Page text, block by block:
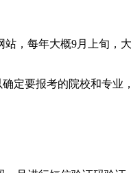
，每年大概9月上旬，
定要报考的院校和专业